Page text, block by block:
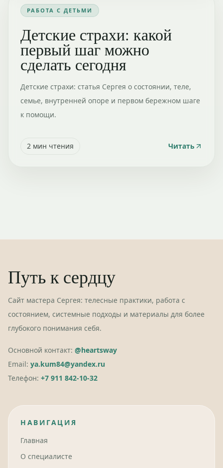
РАБОТА С ДЕТЬМИ
Детские страхи: какой
первый шаг можно
сделать сегодня
Детские страхи: статья Сергея о состоянии, теле,
семье, внутренней опоре и первом бережном шаге
к помощи.
2 мин чтения Читать
Путь к сердцу
Сайт мастера Сергея: телесные практики, работа с
состоянием, системные подходы и материалы для более
глубокого понимания себя.
Основной контакт: @heartsway
Email: ya.kum84@yandex.ru
Телефон: +7 911 842-10-32
НАВИГАЦИЯ
Главная
О специалисте